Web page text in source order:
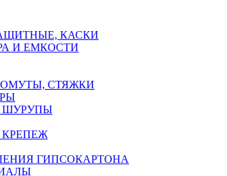
КАСКИ
И ЕМКОСТИ
СТЯЖКИ
ШУРУПЫ
ГИПСОКАРТОНА